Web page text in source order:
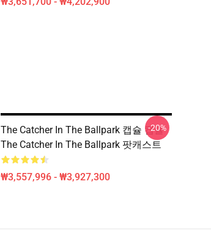
The Catcher In The Ballpark 캡슐 캡슐
The Catcher In The Ballpark 팟캐스트
₩3,557,996 - ₩3,927,300
-20%